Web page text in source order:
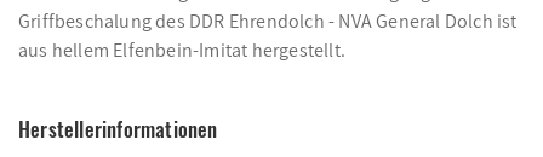
Griffbeschalung des DDR Ehrendolch - NVA General Dolch ist
aus hellem Elfenbein-Imitat hergestellt.
Herstellerinformationen